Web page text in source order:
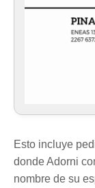
Esto incluye
donde Adorni
nombre de su